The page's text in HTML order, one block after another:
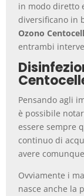
in modo diretto
diversificano in
Ozono
entrambi
Pensando agli
è possibile
essere sempre
continuo di
avere
Ovviamente i
nasce anche la